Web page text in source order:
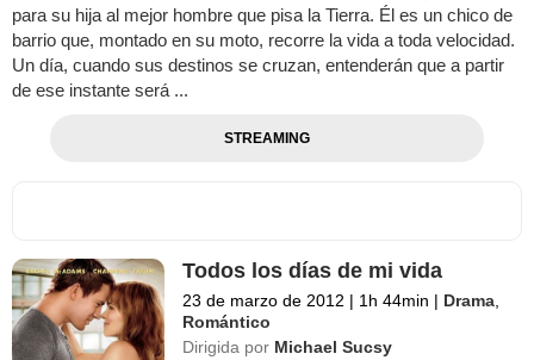
para su hija al mejor hombre que pisa la Tierra. Él es un chico de
barrio que, montado en su moto, recorre la vida a toda velocidad.
Un día, cuando sus destinos se cruzan, entenderán que a partir
de ese instante será ...
STREAMING
Todos los días de mi vida
23 de marzo de 2012 | 1h 44min | Drama,
Romántico
Dirigida por Michael Sucsy